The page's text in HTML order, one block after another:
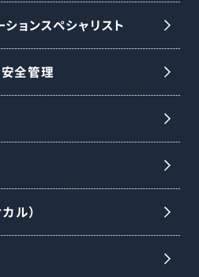
護師向けの勉強会の実施
立し、DePuy Synthes
定です。18〜24ヶ月以
完了を見込み、本ポジ
社の雇用体系・制度・福
す。詳細は適切なタイ
ョンスペシャリスト
全管理
ル）